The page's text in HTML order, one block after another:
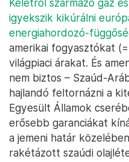
energiát kell fordítania,
jelentene számára az
újraélesztése mellett a
berekesztése is.
Washingtonban
megfontolásokból került
mert az Egyesült
érdekelni a közel-keleti
ugyanis, hogy Amerika
energiahordozó-